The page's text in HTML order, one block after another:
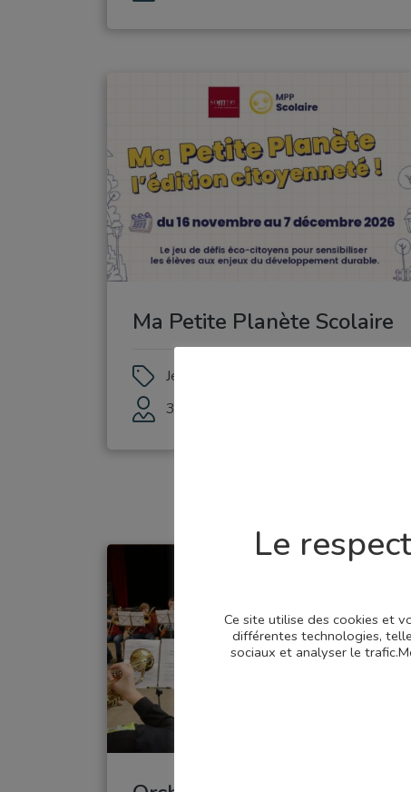
Ma Petite Planète Scolaire
Jeu de défis éco-citoyens pour sensibiliser les élèves aux enjeux du développement durable
3e, 4e, 5e, 6e
Le
Ce site utilise des cookies et
différentes technologies,
sociaux et analyser le